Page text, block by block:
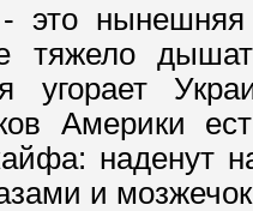
- это
тяжело
угорает
Америки
наденут
и